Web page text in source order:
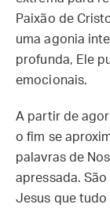
Paixão de
uma agonia
profunda, Ele
emocionais.
A partir de
o fim se
palavras de
apressada.
Jesus que tudo